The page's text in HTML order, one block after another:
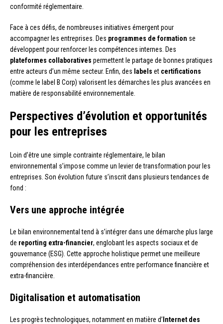
conformité réglementaire.
Face à ces défis, de nombreuses initiatives émergent pour
accompagner les entreprises. Des programmes de formation se
développent pour renforcer les compétences internes. Des
plateformes collaboratives permettent le partage de bonnes pratiques
entre acteurs d’un même secteur. Enfin, des labels et certifications
(comme le label B Corp) valorisent les démarches les plus avancées en
matière de responsabilité environnementale.
Perspectives d’évolution et opportunités
pour les entreprises
Loin d’être une simple contrainte réglementaire, le bilan
environnemental s’impose comme un levier de transformation pour les
entreprises. Son évolution future s’inscrit dans plusieurs tendances de
fond :
Vers une approche intégrée
Le bilan environnemental tend à s’intégrer dans une démarche plus large
de reporting extra-financier, englobant les aspects sociaux et de
gouvernance (ESG). Cette approche holistique permet une meilleure
compréhension des interdépendances entre performance financière et
extra-financière.
Digitalisation et automatisation
Les progrès technologiques, notamment en matière d’Internet des